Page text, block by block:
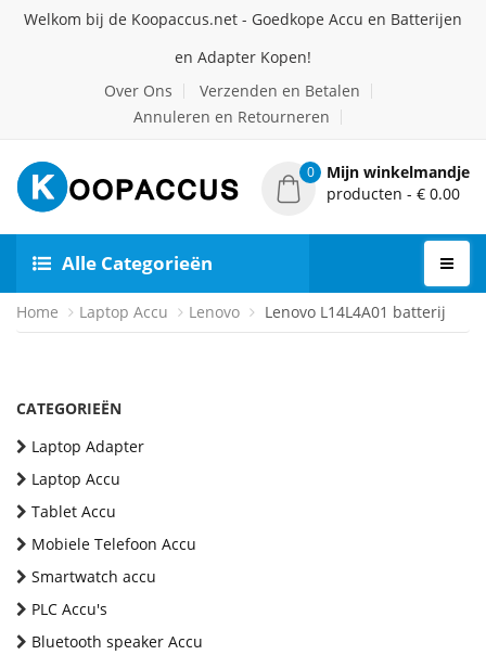
Welkom bij de Koopaccus.net - Goedkope Accu en Batterijen
en Adapter Kopen!
Over Ons
Verzenden en Betalen
Annuleren en Retourneren
0
Mijn winkelmandje
producten - € 0.00
Alle Categorieën
Home Laptop Accu Lenovo Lenovo L14L4A01 batterij
CATEGORIEËN
Laptop Adapter
Laptop Accu
Tablet Accu
Mobiele Telefoon Accu
Smartwatch accu
PLC Accu's
Bluetooth speaker Accu